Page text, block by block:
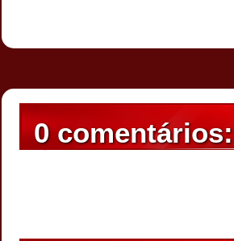
0 comentários: